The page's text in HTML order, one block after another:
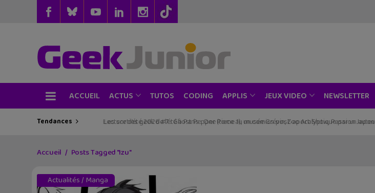
ACCUEIL ACTUS TUTOS CODING APPLIS JEUX VIDEO NEWSLETTER
Tendances Les sorties geek de l’été à Paris : One Piece au musée Grévin, Zoo Art Show, Passion Japon…
Accueil Posts Tagged "Izu"
Actualités/ Manga